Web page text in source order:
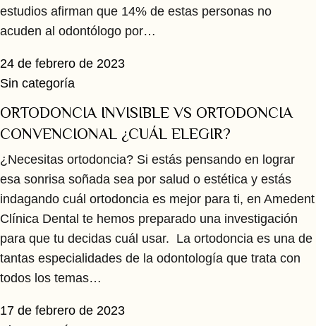
estudios afirman que 14% de estas personas no
acuden al odontólogo por…
24 de febrero de 2023
Sin categoría
ORTODONCIA INVISIBLE VS ORTODONCIA
CONVENCIONAL ¿CUÁL ELEGIR?
¿Necesitas ortodoncia? Si estás pensando en lograr
esa sonrisa soñada sea por salud o estética y estás
indagando cuál ortodoncia es mejor para ti, en Amedent
Clínica Dental te hemos preparado una investigación
para que tu decidas cuál usar. La ortodoncia es una de
tantas especialidades de la odontología que trata con
todos los temas…
17 de febrero de 2023